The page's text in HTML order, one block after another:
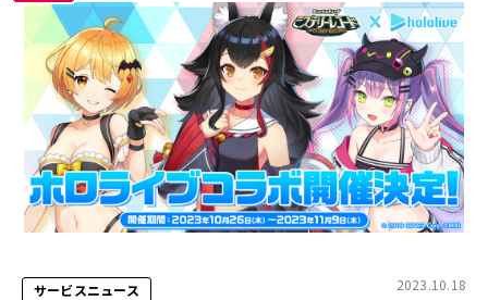
サービスニュース 2023.10.18